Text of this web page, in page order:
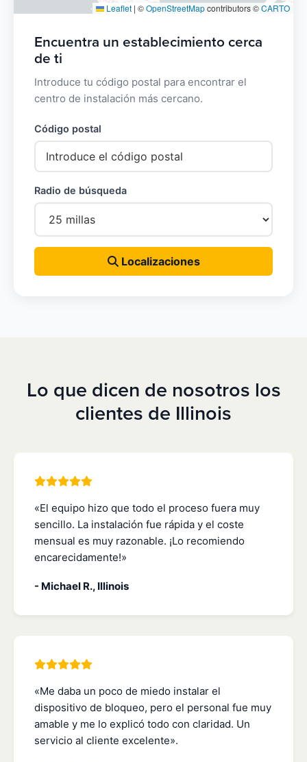
Leaflet | ©OpenStreetMapcontributors ©CARTO
Encuentra un establecimiento cerca
de ti
Introduce tu código postal para encontrar el
centro de instalación más cercano.
Código postal
Radio de búsqueda
Localizaciones
Lo que dicen de nosotros los
clientes de Illinois
«El equipo hizo que todo el proceso fuera muy
sencillo. La instalación fue rápida y el coste
mensual es muy razonable. ¡Lo recomiendo
encarecidamente!»
- Michael R., Illinois
«Me daba un poco de miedo instalar el
dispositivo de bloqueo, pero el personal fue muy
amable y me lo explicó todo con claridad. Un
servicio al cliente excelente».